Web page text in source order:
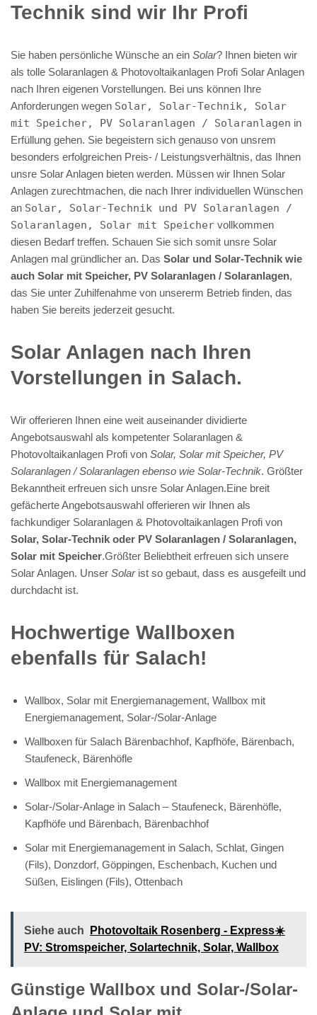
Technik sind wir Ihr Profi
Sie haben persönliche Wünsche an ein Solar? Ihnen bieten wir
als tolle Solaranlagen & Photovoltaikanlagen Profi Solar Anlagen
nach Ihren eigenen Vorstellungen. Bei uns können Ihre
Anforderungen wegen Solar, Solar-Technik, Solar
mit Speicher, PV Solaranlagen / Solaranlagen in
Erfüllung gehen. Sie begeistern sich genauso von unsrem
besonders erfolgreichen Preis- / Leistungsverhältnis, das Ihnen
unsre Solar Anlagen bieten werden. Müssen wir Ihnen Solar
Anlagen zurechtmachen, die nach Ihrer individuellen Wünschen
an Solar, Solar-Technik und PV Solaranlagen /
Solaranlagen, Solar mit Speicher vollkommen
diesen Bedarf treffen. Schauen Sie sich somit unsre Solar
Anlagen mal gründlicher an. Das Solar und Solar-Technik wie
auch Solar mit Speicher, PV Solaranlagen / Solaranlagen,
das Sie unter Zuhilfenahme von unsererm Betrieb finden, das
haben Sie bereits jederzeit gesucht.
Solar Anlagen nach Ihren
Vorstellungen in Salach.
Wir offerieren Ihnen eine weit auseinander dividierte
Angebotsauswahl als kompetenter Solaranlagen &
Photovoltaikanlagen Profi von Solar, Solar mit Speicher, PV
Solaranlagen / Solaranlagen ebenso wie Solar-Technik. Größter
Bekanntheit erfreuen sich unsre Solar Anlagen.Eine breit
gefächerte Angebotsauswahl offerieren wir Ihnen als
fachkundiger Solaranlagen & Photovoltaikanlagen Profi von
Solar, Solar-Technik oder PV Solaranlagen / Solaranlagen,
Solar mit Speicher.Größter Beliebtheit erfreuen sich unsere
Solar Anlagen. Unser Solarist so gebaut, dass es ausgefeilt und
durchdacht ist.
Hochwertige Wallboxen
ebenfalls für Salach!
Wallbox, Solar mit Energiemanagement, Wallbox mit
Energiemanagement, Solar-/Solar-Anlage
Wallboxen für Salach Bärenbachhof, Kapfhöfe, Bärenbach,
Staufeneck, Bärenhöfle
Wallbox mit Energiemanagement
Solar-/Solar-Anlage in Salach – Staufeneck, Bärenhöfle,
Kapfhöfe und Bärenbach, Bärenbachhof
Solar mit Energiemanagement in Salach, Schlat, Gingen
(Fils), Donzdorf, Göppingen, Eschenbach, Kuchen und
Süßen, Eislingen (Fils), Ottenbach
Siehe auch
Photovoltaik Rosenberg - Express☀️
PV️: Stromspeicher, Solartechnik, Solar, Wallbox
Günstige Wallbox und Solar-/Solar-